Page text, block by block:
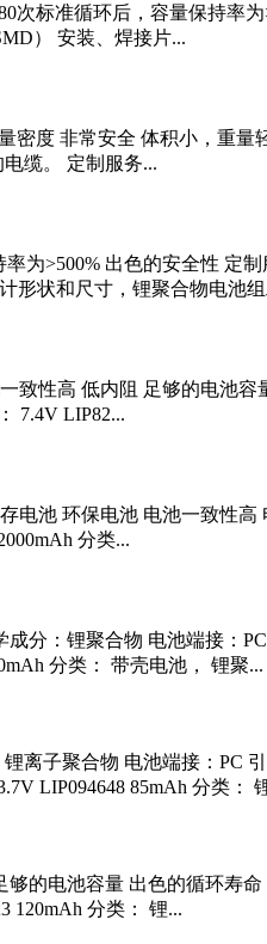
次标准循环后，容量保持
） 安装、焊接片...
密度 非常安全 体积小，重
缆。 定制服务...
为>500% 出色的安全性 定
形状和尺寸，锂聚合物电池
致性高 低内阻 足够的电池
7.4V LIP82...
电池 环保电池 电池一致性
分类...
分：锂聚合物 电池端接：
分类： 带壳电池， 锂聚...
离子聚合物 电池端接：PC
LIP094648 85mAh 分类：
的电池容量 出色的循环
120mAh 分类： 锂...